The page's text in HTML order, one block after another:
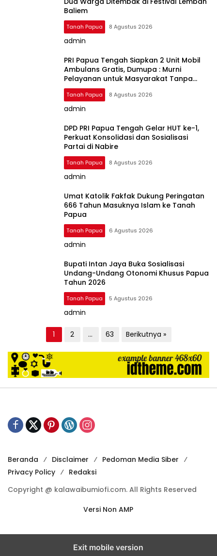
Baliem
Tanah Papua 8 Agustus 2026
admin
PRI Papua Tengah Siapkan 2 Unit Mobil
Ambulans Gratis, Dumupa : Murni
Pelayanan untuk Masyarakat Tanpa
Pungutan Biaya
Tanah Papua 8 Agustus 2026
admin
DPD PRI Papua Tengah Gelar HUT ke-1,
Perkuat Konsolidasi dan Sosialisasi
Partai di Nabire
Tanah Papua 8 Agustus 2026
admin
Umat Katolik Fakfak Dukung Peringatan
666 Tahun Masuknya Islam ke Tanah
Papua
Tanah Papua 6 Agustus 2026
admin
Bupati Intan Jaya Buka Sosialisasi
Undang-Undang Otonomi Khusus Papua
Tahun 2026
Tanah Papua 5 Agustus 2026
admin
a
g
i
n
s
o
s
1 2 … 63 Berikutnya »
Beranda Disclaimer
Pedoman Media Siber
Privacy Policy
Redaksi
Copyright @ kalawaibumiofi.com. All Rights Reserved
Versi Non AMP
Exit mobile version